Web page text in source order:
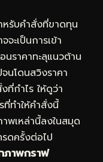
หรับคำสั่งที่ขาดทุน
จะเป็นการเข้า
นราคาทะลุแนวต้าน
นโดนสวิงราคา
ที่กำไร ให้ดูว่า
ที่ทำให้คำสั่งนี้
พเหล่านี้ลงในสมุด
รดครั้งต่อไป
ภาพกราฟ